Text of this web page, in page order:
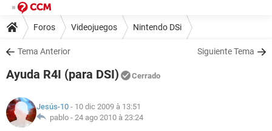
Foros Videojuegos Nintendo DSi
Tema Anterior Siguiente Tema
Ayuda R4I (para DSI) Cerrado
Jesús-10 - 10 dic 2009 à 13:51
pablo - 24 ago 2010 à 23:24